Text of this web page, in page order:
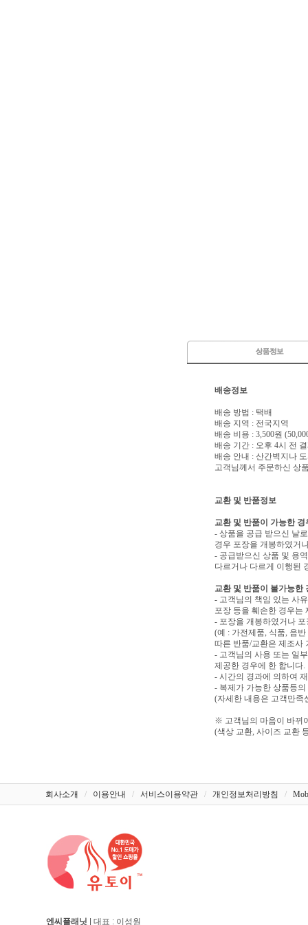
배송정보
배송 방법 : 택배
배송 지역 : 전국지역
배송 비용 : 3,500원
배송 기간 : 오후 4시 전
배송 안내 : 산간벽지나
고객님께서 주문하신 상
교환 및 반품정보
교환 및 반품이 가능한 경
- 상품을 공급 받으신 날
경우 포장을 개봉하였거
- 공급받으신 상품 및 용
다르거나 다르게 이행된
교환 및 반품이 불가능한
- 고객님의 책임 있는 사
포장 등을 훼손한 경우는
- 포장을 개봉하였거나
(예 : 가전제품, 식품, 음
따른 반품/교환은 제조사
- 고객님의 사용 또는 일
제공한 경우에 한 합니다.
- 시간의 경과에 의하여
- 복제가 가능한 상품등
(자세한 내용은 고객만족
※ 고객님의 마음이 바뀌
(색상 교환, 사이즈 교환
회사소개 / 이용안내 / 서비스이용약관 / 개인정보처리방침 /
엔씨플래닛 | 대표 : 이성원